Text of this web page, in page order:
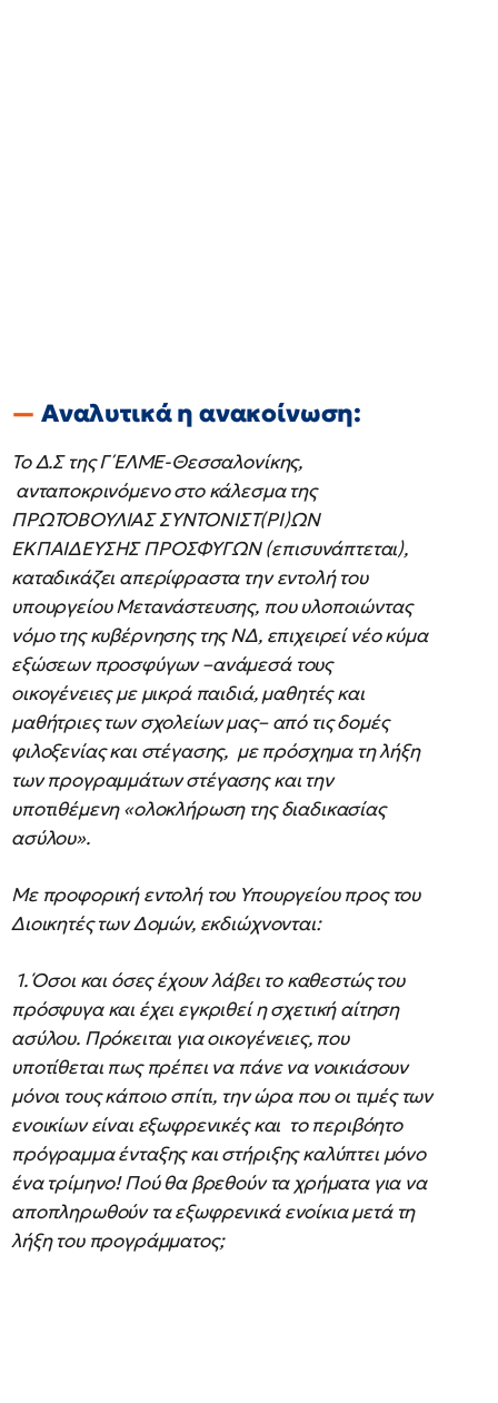
Αναλυτικά η ανακοίνωση:
Το Δ.Σ της Γ΄ΕΛΜΕ-Θεσσαλονίκης,
ανταποκρινόμενο στο κάλεσμα της
ΠΡΩΤΟΒΟΥΛΙΑΣ ΣΥΝΤΟΝΙΣΤ(ΡΙ)ΩΝ
ΕΚΠΑΙΔΕΥΣΗΣ ΠΡΟΣΦΥΓΩΝ (επισυνάπτεται),
καταδικάζει απερίφραστα την εντολή του
υπουργείου Μετανάστευσης, που υλοποιώντας
νόμο της κυβέρνησης της ΝΔ, επιχειρεί νέο κύμα
εξώσεων προσφύγων –ανάμεσά τους
οικογένειες με μικρά παιδιά, μαθητές και
μαθήτριες των σχολείων μας– από τις δομές
φιλοξενίας και στέγασης, με πρόσχημα τη λήξη
των προγραμμάτων στέγασης και την
υποτιθέμενη «ολοκλήρωση της διαδικασίας
ασύλου».
Με προφορική εντολή του Υπουργείου προς του
Διοικητές των Δομών, εκδιώχνονται:
1. Όσοι και όσες έχουν λάβει το καθεστώς του
πρόσφυγα και έχει εγκριθεί η σχετική αίτηση
ασύλου. Πρόκειται για οικογένειες, που
υποτίθεται πως πρέπει να πάνε να νοικιάσουν
μόνοι τους κάποιο σπίτι, την ώρα που οι τιμές των
ενοικίων είναι εξωφρενικές και το περιβόητο
πρόγραμμα ένταξης και στήριξης καλύπτει μόνο
ένα τρίμηνο! Πού θα βρεθούν τα χρήματα για να
αποπληρωθούν τα εξωφρενικά ενοίκια μετά τη
λήξη του προγράμματος;